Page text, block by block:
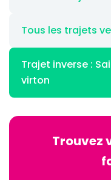
Tous les trajets
Trajet inverse :
virton
Trouvez